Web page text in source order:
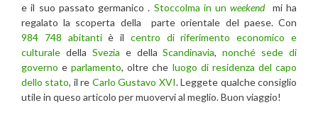
e il suo passato germanico . Stoccolma in unweekendmi ha
regalato la scoperta della parte orientale del paese. Con
984 748 abitantiè il centro di riferimento economico e
culturale della Svezia e dellaScandinavia,nonché sede di
governo eparlamento, oltre che luogo di residenza del capo
dello stato, il re Carlo Gustavo XVI. Leggete qualche consiglio
utile in queso articolo per muovervi al meglio. Buon viaggio!